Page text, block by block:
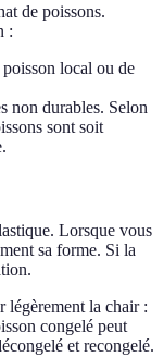
de poissons.
:
local ou de
non durables. Selon
sont soit
Lorsque vous
sa forme. Si la
légèrement la chair :
congelé peut
et recongelé.